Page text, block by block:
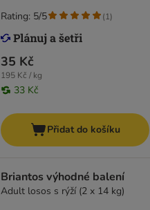
35 Kč
195 Kč / kg
33 Kč
Rating: 5/5 (1)
Přidat do košíku
Briantos výhodné balení
Adult losos s rýží (2 x 14 kg)